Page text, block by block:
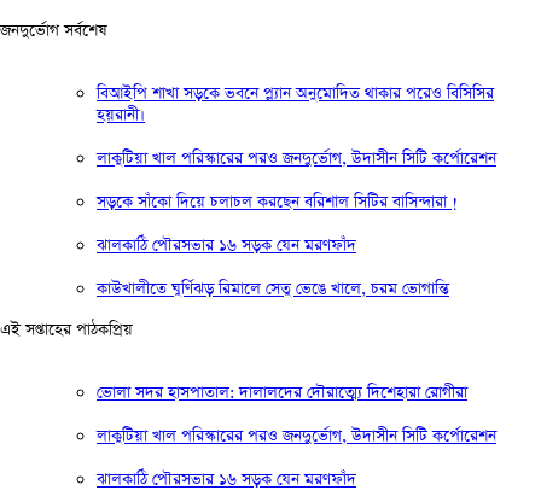
জনদুর্ভোগ সর্বশেষ
বিআইপি শাখা সড়কে ভবনে প্ল্যান অনুমোদিত থাকার পরেও বিসিসির
হয়রানী।
লাকুটিয়া খাল পরিস্কারের পরও জনদুর্ভোগ, উদাসীন সিটি কর্পোরেশন
সড়কে সাঁকো দিয়ে চলাচল করছেন বরিশাল সিটির বাসিন্দারা !
ঝালকাঠি পৌরসভার ১৬ সড়ক যেন মরণফাঁদ
কাউখালীতে ঘুর্ণিঝড় রিমালে সেতু ভেঙে খালে, চরম ভোগান্তি
এই সপ্তাহের পাঠকপ্রিয়
ভোলা সদর হাসপাতাল: দালালদের দৌরাত্ম্যে দিশেহারা রোগীরা
লাকুটিয়া খাল পরিস্কারের পরও জনদুর্ভোগ, উদাসীন সিটি কর্পোরেশন
ঝালকাঠি পৌরসভার ১৬ সড়ক যেন মরণফাঁদ